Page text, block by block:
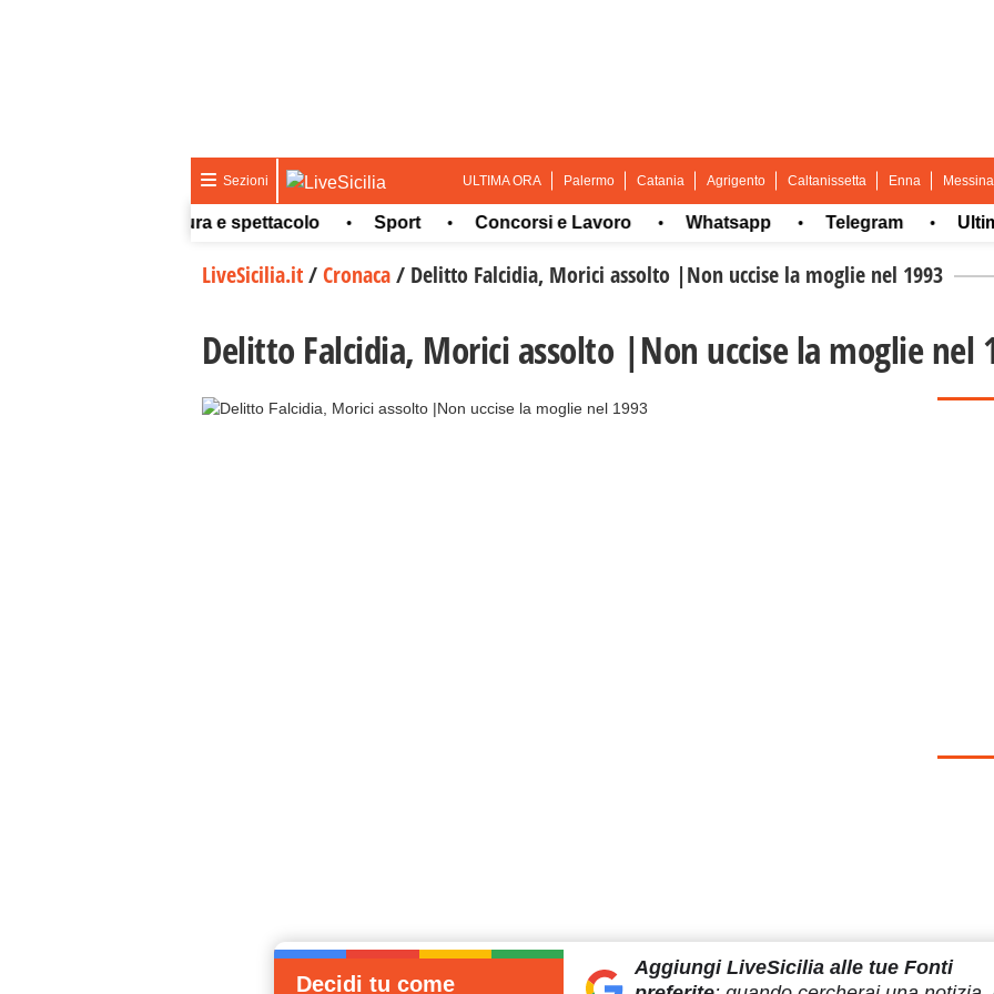
Sezioni ULTIMA ORA Palermo Catania Agrigento Caltanissetta Enna Messina
Cultura e spettacolo • Sport • Concorsi e Lavoro • Whatsapp • Telegram • Ultima
LiveSicilia.it/Cronaca/ Delitto Falcidia, Morici assolto |Non uccise la moglie nel 1993
Delitto Falcidia, Morici assolto |Non uccise la moglie nel
Decidi tu come
Aggiungi LiveSiciliaalle tue Fonti